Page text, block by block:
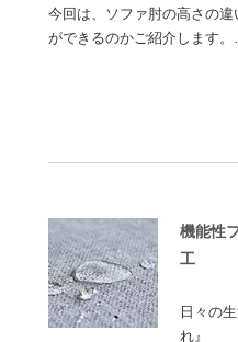
今回は、ソファ肘の高さの
ができるのかご紹介します
機能性
工
日々の
れ』